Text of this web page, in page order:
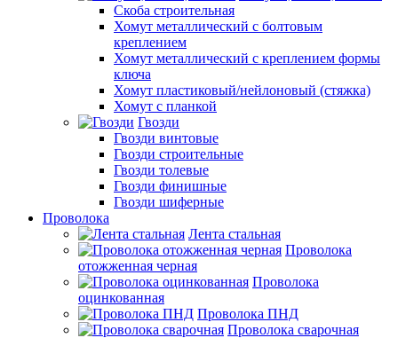
Скоба строительная
Хомут металлический с болтовым
креплением
Хомут металлический с креплением формы
ключа
Хомут пластиковый/нейлоновый (стяжка)
Хомут с планкой
Гвозди
Гвозди винтовые
Гвозди строительные
Гвозди толевые
Гвозди финишные
Гвозди шиферные
Проволока
Лента стальная
Проволока
отожженная черная
Проволока
оцинкованная
Проволока ПНД
Проволока сварочная